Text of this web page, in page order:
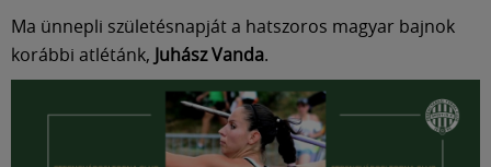
Ma ünnepli születésnapját a hatszoros magyar bajnok
korábbi atlétánk, Juhász Vanda.
Múzeum
English